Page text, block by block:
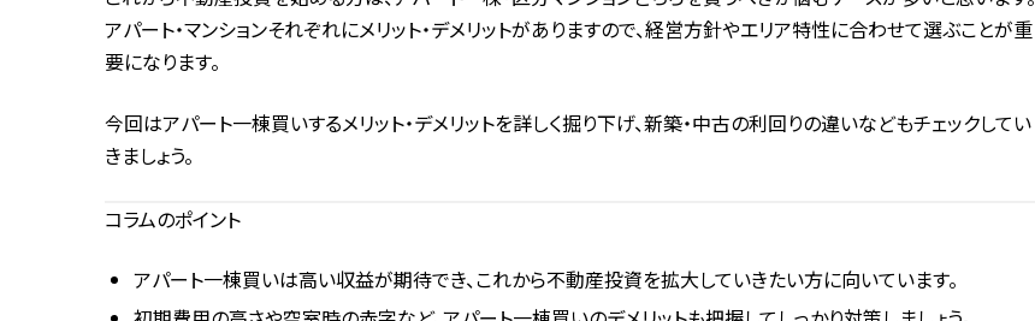
アパート・マンションそれぞれにメリット・デメリットがありますので、経営方針やエリア特性に合わせて選ぶことが重
要になります。
今回はアパート一棟買いするメリット・デメリットを詳しく掘り下げ、新築・中古の利回りの違いなどもチェックしてい
きましょう。
コラムのポイント
アパート一棟買いは高い収益が期待でき、これから不動産投資を拡大していきたい方に向いています。